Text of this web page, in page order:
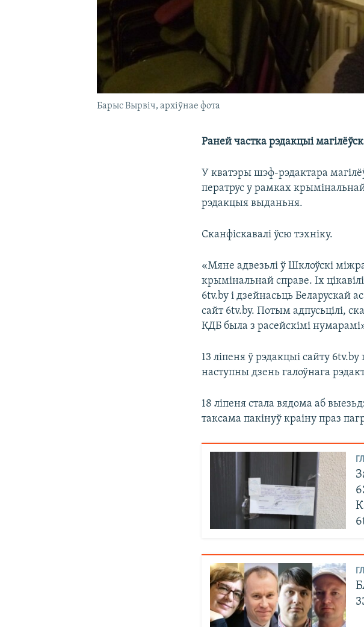
Барыс Вырвіч, архіўнае фота
Раней частка рэдакцыі
У кватэры шэф-рэдактара
ператрус у рамках
рэдакцыя выданьня.
Сканфіскавалі ўсю тэхніку.
«Мяне адвезьлі ў Шклоўскі
крымінальнай справе. Іх
6tv.by і дзейнасьць Беларускай
сайт 6tv.by. Потым адпусьцілі,
КДБ была з расейскімі
13 ліпеня ў рэдакцыі сайту
наступны дзень галоўнага
18 ліпеня стала вядома аб
таксама пакінуў краіну праз